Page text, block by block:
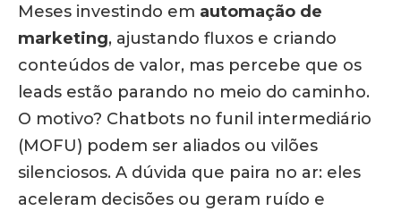
Meses investindo em automação de
marketing, ajustando fluxos e criando
conteúdos de valor, mas percebe que os
leads estão parando no meio do caminho.
O motivo? Chatbots no funil intermediário
(MOFU) podem ser aliados ou vilões
silenciosos. A dúvida que paira no ar: eles
aceleram decisões ou geram ruído e